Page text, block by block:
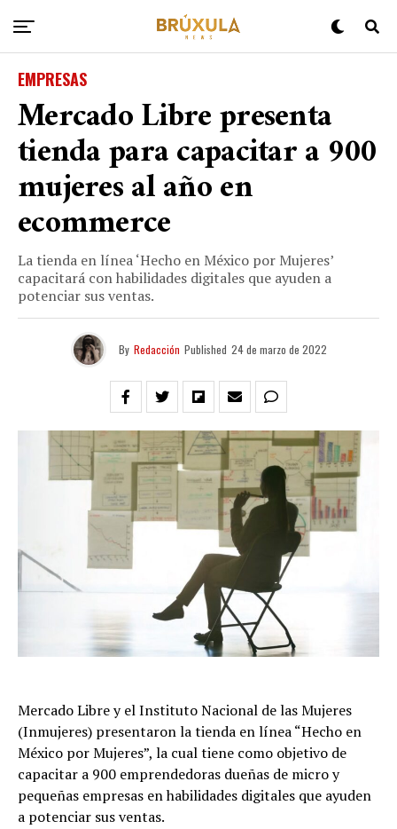
EMPRESAS
Mercado Libre presenta
tienda para capacitar a 900
mujeres al año en
ecommerce
La tienda en línea ‘Hecho en México por Mujeres’
capacitará con habilidades digitales que ayuden a
potenciar sus ventas.
By Redacción Published 24 de marzo de 2022
Mercado Libre y el Instituto Nacional de las Mujeres
(Inmujeres) presentaron la tienda en línea “Hecho en
México por Mujeres”, la cual tiene como objetivo de
capacitar a 900 emprendedoras dueñas de micro y
pequeñas empresas en habilidades digitales que ayuden
a potenciar sus ventas.